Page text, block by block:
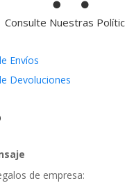
Consulte Nuestras
Envíos
Devoluciones
de empresa: